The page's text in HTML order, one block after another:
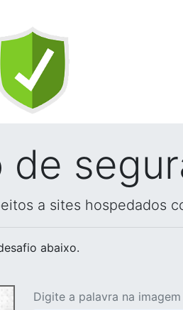
a sites hospedados
abaixo.
Digite a palavra na